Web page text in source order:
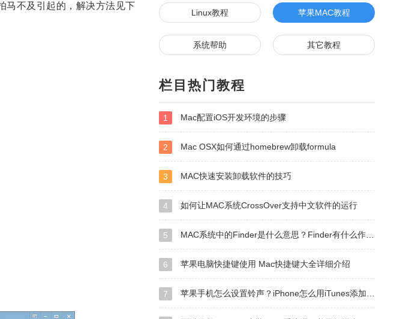
马不及引起的，解决方法见下
Linux教程 苹果MAC教程
系统帮助 其它教程
栏目热门教程
1 Mac配置iOS开发环境的步骤
2 Mac OSX如何通过homebrew卸载formula
3 MAC快速安装卸载软件的技巧
4 如何让MAC系统CrossOver支持中文软件的运行
5 MAC系统中的Finder是什么意思？Finder有什么作用？
6 苹果电脑快捷键使用 Mac快捷键大全详细介绍
7 苹果手机怎么设置铃声？iPhone怎么用iTunes添加铃声？